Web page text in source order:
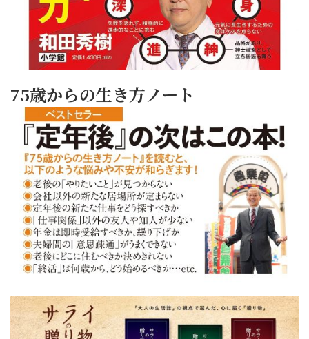
75歳からの生き方ノート